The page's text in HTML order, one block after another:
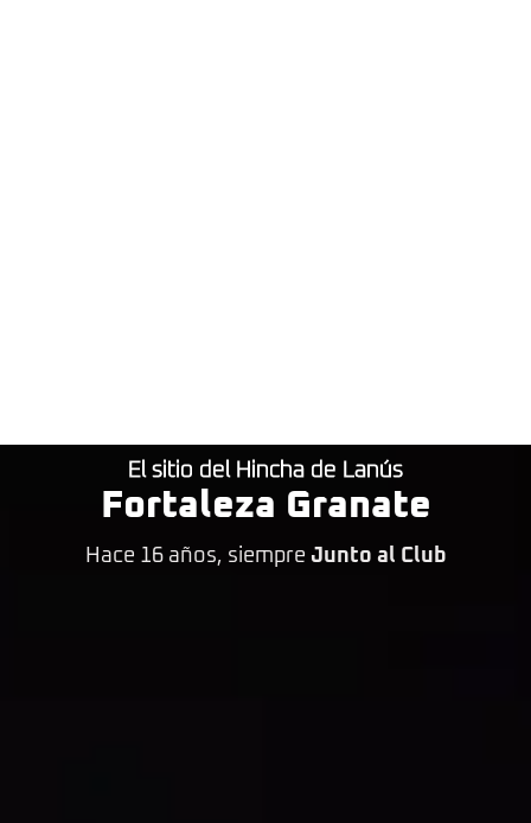
El sitio del Hincha de Lanús
Fortaleza Granate
Hace 16 años, siempre Junto al Club